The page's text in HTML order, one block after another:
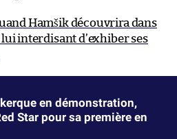
Hamšik découvrira dans
interdisant d’exhiber ses
en démonstration,
Star pour sa première en